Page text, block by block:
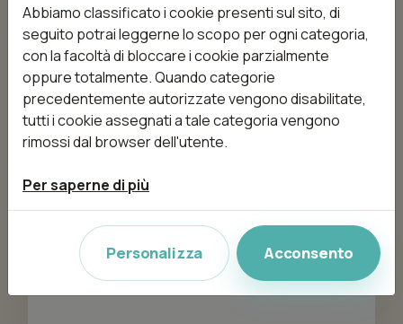
Login
Abbiamo classificato i cookie presenti sul sito, di
seguito potrai leggerne lo scopo per ogni categoria,
con la facoltà di bloccare i cookie parzialmente
oppure totalmente. Quando categorie
precedentemente autorizzate vengono disabilitate,
tutti i cookie assegnati a tale categoria vengono
rimossi dal browser dell'utente.
Per saperne di più
Personalizza Acconsento